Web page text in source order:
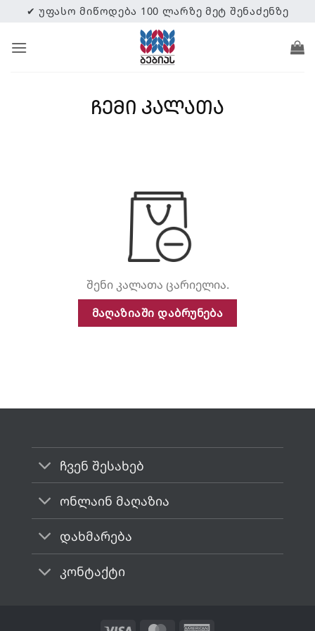
✔ ᲣᲤᲐᲡᲝ ᲛᲘᲬᲝᲓᲔᲑᲐ 100 ᲚᲐᲠᲖᲔ ᲛᲔᲢ ᲨᲔᲜᲐᲫᲔᲜᲖᲔ
ᲩᲔᲛᲘ ᲙᲐᲚᲐᲗᲐ
შენი კალათა ცარიელია.
ᲛᲐᲦᲐᲖᲘᲐᲨᲘ ᲓᲐᲑᲠᲣᲜᲔᲑᲐ
ჩვენ შესახებ
ონლაინ მაღაზია
დახმარება
კონტაქტი